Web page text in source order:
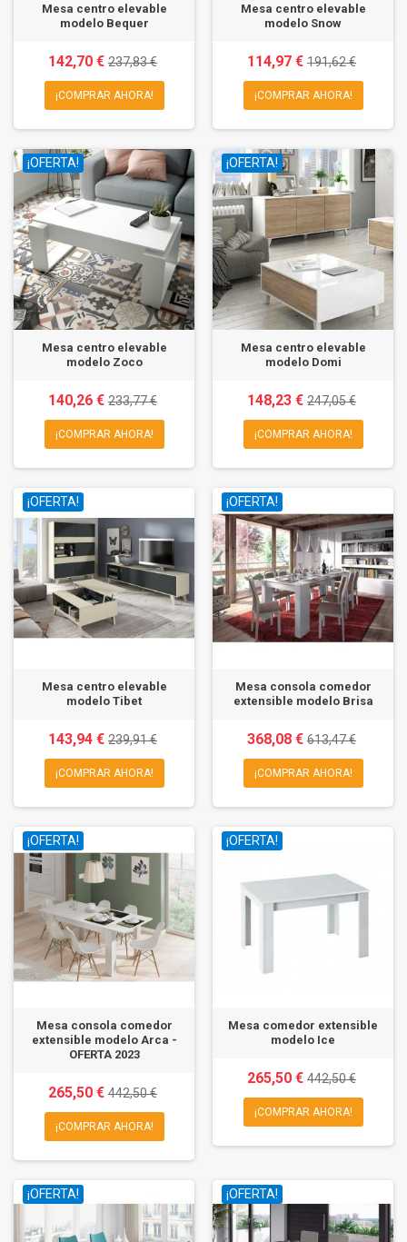
Mesa centro elevable
modelo Bequer
142,70 € 237,83 €
¡COMPRAR AHORA!
Mesa centro elevable
modelo Snow
114,97 € 191,62 €
¡COMPRAR AHORA!
¡OFERTA!
Mesa centro elevable
modelo Zoco
140,26 € 233,77 €
¡COMPRAR AHORA!
¡OFERTA!
Mesa centro elevable
modelo Domi
148,23 € 247,05 €
¡COMPRAR AHORA!
¡OFERTA!
Mesa centro elevable
modelo Tibet
143,94 € 239,91 €
¡COMPRAR AHORA!
¡OFERTA!
Mesa consola comedor
extensible modelo Brisa
368,08 € 613,47 €
¡COMPRAR AHORA!
¡OFERTA!
Mesa consola comedor
extensible modelo Arca -
OFERTA 2023
265,50 € 442,50 €
¡COMPRAR AHORA!
¡OFERTA!
Mesa comedor extensible
modelo Ice
265,50 € 442,50 €
¡COMPRAR AHORA!
¡OFERTA! ¡OFERTA!